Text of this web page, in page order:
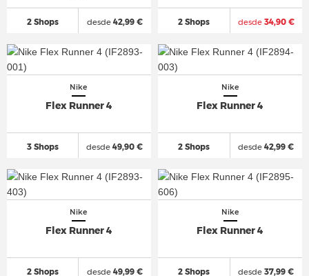
2 Shops desde42,99 € 2 Shops desde34,90 €
Nike
Flex Runner 4
3 Shops desde 49,90 €
Nike
Flex Runner 4
2 Shops desde 42,99 €
Nike
Flex Runner 4
2 Shops desde49,99 €
Nike
Flex Runner 4
2 Shops desde 37,99 €